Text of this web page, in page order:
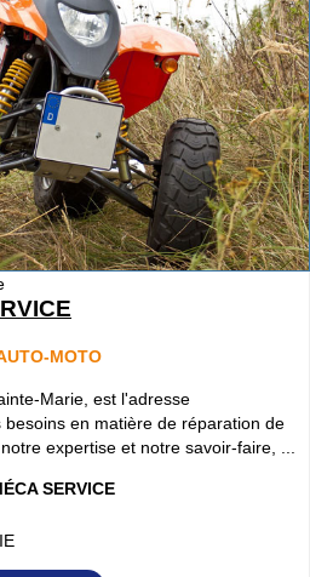
MOTO
Marie, est l'adresse
en matière de réparation de
expertise et notre savoir-faire, ...
SERVICE